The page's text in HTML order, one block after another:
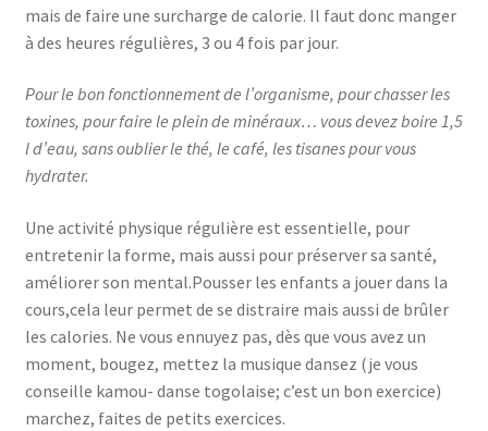
mais de faire une surcharge de calorie. Il faut donc manger
à des heures régulières, 3 ou 4 fois par jour.
Pour le bon fonctionnement de l’organisme, pour chasser les
toxines, pour faire le plein de minéraux… vous devez boire 1,5
l d’eau, sans oublier le thé, le café, les tisanes pour vous
hydrater.
Une activité physique régulière est essentielle, pour
entretenir la forme, mais aussi pour préserver sa santé,
améliorer son mental.Pousser les enfants a jouer dans la
cours,cela leur permet de se distraire mais aussi de brûler
les calories. Ne vous ennuyez pas, dès que vous avez un
moment, bougez, mettez la musique dansez (je vous
conseille kamou- danse togolaise; c’est un bon exercice)
marchez, faites de petits exercices.